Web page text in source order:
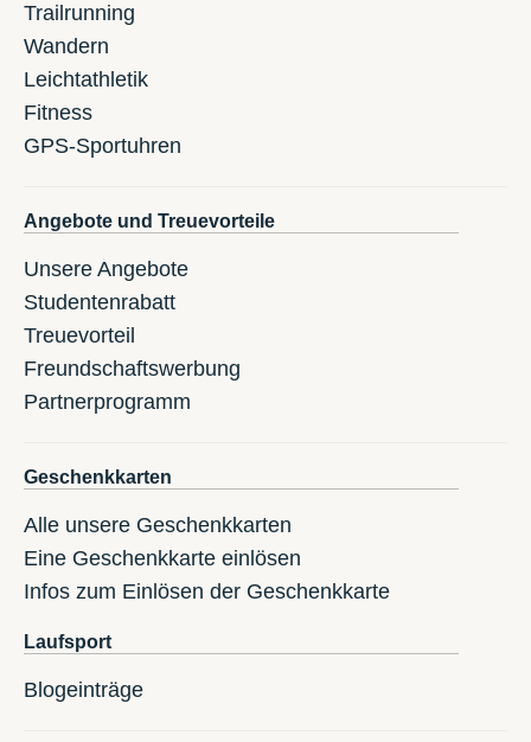
Trailrunning
Wandern
Leichtathletik
Fitness
GPS-Sportuhren
Angebote und Treuevorteile
Unsere Angebote
Studentenrabatt
Treuevorteil
Freundschaftswerbung
Partnerprogramm
Geschenkkarten
Alle unsere Geschenkkarten
Eine Geschenkkarte einlösen
Infos zum Einlösen der Geschenkkarte
Laufsport
Blogeinträge